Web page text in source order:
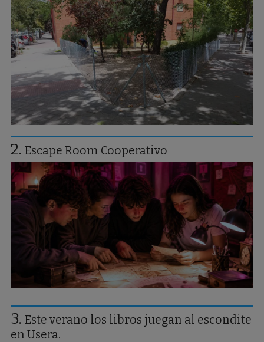
Escape Room Cooperativo
Este verano los libros juegan al escondite
en Usera.